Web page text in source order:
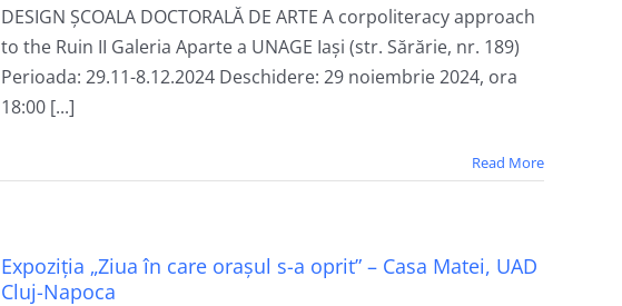
DESIGN ȘCOALA DOCTORALĂ DE ARTE A corpoliteracy approach
to the Ruin II Galeria Aparte a UNAGE Iași (str. Sărărie, nr. 189)
Perioada: 29.11-8.12.2024 Deschidere: 29 noiembrie 2024, ora
18:00 [...]
Read More
Expoziția „Ziua în care orașul s-a oprit” – Casa Matei, UAD
Cluj-Napoca